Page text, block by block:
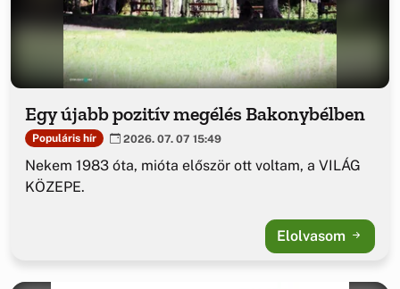
Egy újabb pozitív megélés Bakonybélben
Populáris hír 2026. 07. 07 15:49
Nekem 1983 óta, mióta először ott voltam, a VILÁG
KÖZEPE.
Elolvasom